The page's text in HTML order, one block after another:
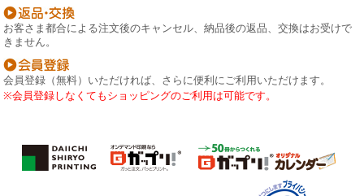
お客さま都合による注文後のキャンセル、納品後の返品、交換はお受けで
きません。
会員登録（無料）いただければ、さらに便利にご利用いただけます。
※会員登録しなくてもショッピングのご利用は可能です。